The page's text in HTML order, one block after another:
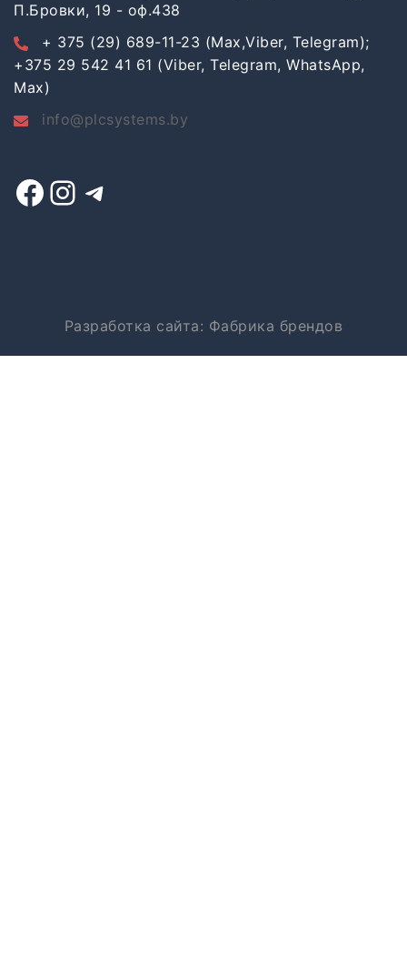
П.Бровки, 19 - оф.438
+ 375 (29) 689-11-23 (Max,Viber, Telegram);
+375 29 542 41 61 (Viber, Telegram, WhatsApp,
Max)
info@plcsystems.by
Разработка сайта: Фабрика брендов